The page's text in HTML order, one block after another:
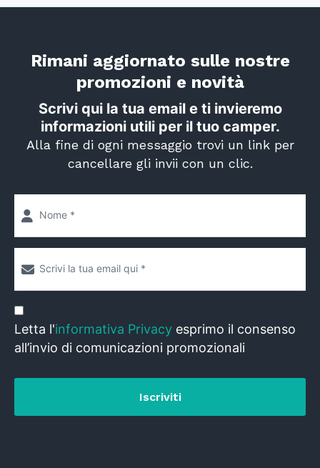
Rimani aggiornato sulle nostre
promozioni e novità
Scrivi qui la tua email e ti invieremo
informazioni utili per il tuo camper.
Alla fine di ogni messaggio trovi un link per
cancellare gli invii con un clic.
Letta l'informativa Privacy esprimo il consenso
all’invio di comunicazioni promozionali
Iscriviti